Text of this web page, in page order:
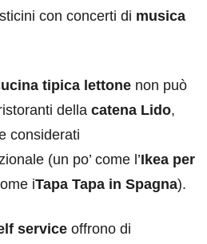
con concerti di musica
tipica lettone non può
della catena Lido,
considerati
(un po’ come l’Ikea per
iTapa Tapa in Spagna).
service offrono di